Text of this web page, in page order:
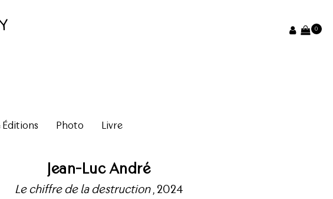
0
Photo Livre
Jean-Luc André
Le chiffre de la destruction, 2024